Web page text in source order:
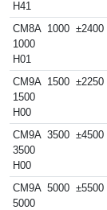
H41
CM8A
1000
H01
1000 ±2400
CM9A
1500
H00
1500 ±2250
CM9A
3500
H00
3500 ±4500
CM9A
5000
5000 ±5500